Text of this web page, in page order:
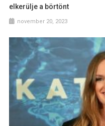
elkerülje a börtönt
november 20, 2023